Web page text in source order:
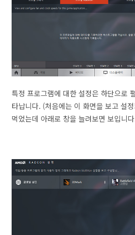
특정 프로그램에 대한 설정은 하단으로
타납니다. (처음에는 이 화면을 보고 설
먹었는데 아래로 창을 늘려보면 보입니